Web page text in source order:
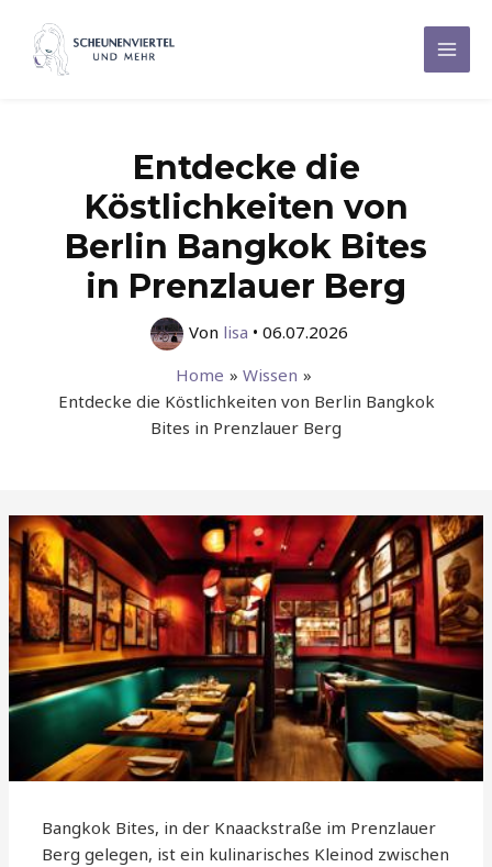
Inhalt
springen
Main
Entdecke die
Köstlichkeiten von
Berlin Bangkok Bites
in Prenzlauer Berg
Von lisa • 06.07.2026
Home
Wissen
Entdecke die Köstlichkeiten von Berlin Bangkok
Bites in Prenzlauer Berg
Bangkok Bites, in der Knaackstraße im Prenzlauer
Berg gelegen, ist ein kulinarisches Kleinod zwischen